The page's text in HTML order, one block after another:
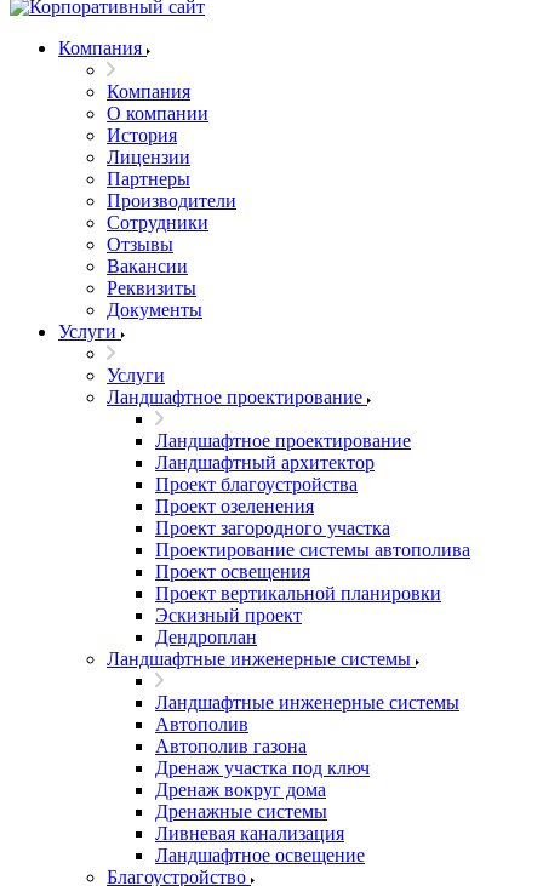
Компания
Компания
О компании
История
Лицензии
Партнеры
Производители
Сотрудники
Отзывы
Вакансии
Реквизиты
Документы
Услуги
Услуги
Ландшафтное проектирование
Ландшафтное проектирование
Ландшафтный архитектор
Проект благоустройства
Проект озеленения
Проект загородного участка
Проектирование системы автополива
Проект освещения
Проект вертикальной планировки
Эскизный проект
Дендроплан
Ландшафтные инженерные системы
Ландшафтные инженерные системы
Автополив
Автополив газона
Дренаж участка под ключ
Дренаж вокруг дома
Дренажные системы
Ливневая канализация
Ландшафтное освещение
Благоустройство